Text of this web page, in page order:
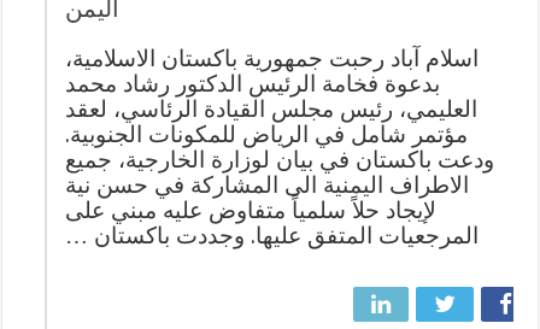
اليمن
اسلام آباد رحبت جمهورية باكستان الاسلامية،
بدعوة فخامة الرئيس الدكتور رشاد محمد
العليمي، رئيس مجلس القيادة الرئاسي، لعقد
مؤتمر شامل في الرياض للمكونات الجنوبية.
ودعت باكستان في بيان لوزارة الخارجية، جميع
الاطراف اليمنية الى المشاركة في حسن نية
لإيجاد حلاً سلمياً متفاوض عليه مبني على
المرجعيات المتفق عليها. وجددت باكستان …